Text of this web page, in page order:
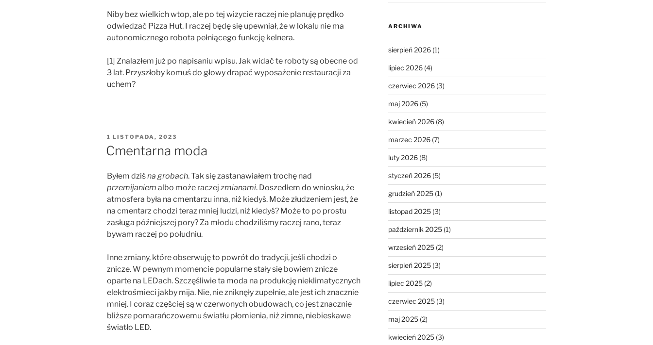
Niby bez wielkich wtop, ale po tej wizycie raczej nie planuję prędko
odwiedzać Pizza Hut. I raczej będę się upewniał, że w lokalu nie ma
autonomicznego robota pełniącego funkcję kelnera.
[1] Znalazłem już po napisaniu wpisu. Jak widać te roboty są obecne od
3 lat. Przyszłoby komuś do głowy drapać wyposażenie restauracji za
uchem?
OPUBLIKOWANE
1 LISTOPADA, 2023
Cmentarna moda
Byłem dziśna grobach. Tak się zastanawiałem trochę nad
przemijaniem albo może raczej zmianami. Doszedłem do wniosku, że
atmosfera była na cmentarzu inna, niż kiedyś. Może złudzeniem jest, że
na cmentarz chodzi teraz mniej ludzi, niż kiedyś? Może to po prostu
zasługa późniejszej pory? Za młodu chodziliśmy raczej rano, teraz
bywam raczej po południu.
Inne zmiany, które obserwuję to powrót do tradycji, jeśli chodzi o
znicze. W pewnym momencie popularne stały się bowiem znicze
oparte na LEDach. Szczęśliwie ta moda na produkcję nieklimatycznych
elektrośmieci jakby mija. Nie, nie zniknęły zupełnie, ale jest ich znacznie
mniej. I coraz częściej są w czerwonych obudowach, co jest znacznie
bliższe pomarańczowemu światłu płomienia, niż zimne, niebieskawe
światło LED.
ARCHIWA
sierpień 2026(1)
lipiec 2026(4)
czerwiec 2026(3)
maj 2026(5)
kwiecień 2026(8)
marzec 2026(7)
luty 2026(8)
styczeń 2026(5)
grudzień 2025(1)
listopad 2025(3)
październik 2025(1)
wrzesień 2025(2)
sierpień 2025(3)
lipiec 2025(2)
czerwiec 2025(3)
maj 2025(2)
kwiecień 2025(3)